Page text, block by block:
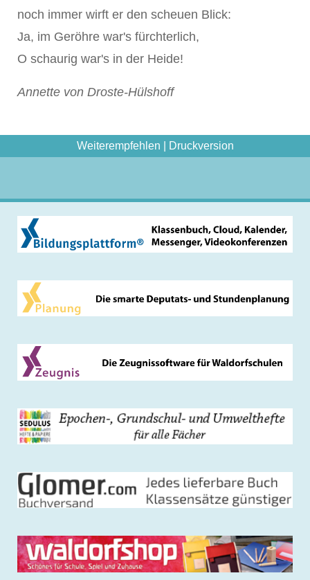
noch immer wirft er den scheuen Blick:
Ja, im Geröhre war's fürchterlich,
O schaurig war's in der Heide!
Annette von Droste-Hülshoff
Weiterempfehlen Druckversion